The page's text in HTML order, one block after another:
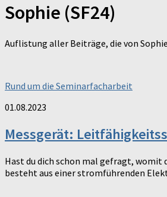
Sophie (SF24)
Auflistung aller Beiträge, die von
Rund um die Seminarfacharbeit
01.08.2023
Messgerät:
Hast du dich schon mal gefragt, womit
besteht aus einer stromführenden